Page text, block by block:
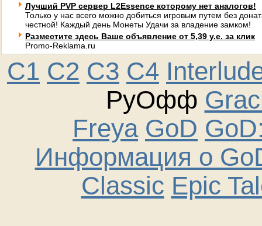
Лучший PVP сервер L2Essence которому нет аналогов!
Только у нас всего можно добиться игровым путем без
честной! Каждый день Монеты Удачи за владение замком!
Разместите здесь Ваше объявление от 5,39 у.е. за клик
Promo-Reklama.ru
C1 C2 C3 C4
РуОфф
Freya GoD
Информация о
Classic Epic